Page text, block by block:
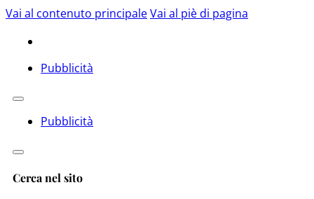
Vai al contenuto principaleVai al piè di pagina
Pubblicità
Pubblicità
Cerca nel sito